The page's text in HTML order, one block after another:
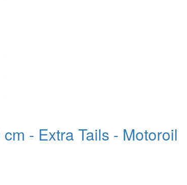
- Extra Tails - Motoroil